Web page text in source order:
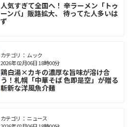
人気すぎて全国へ！ 辛ラーメン「トゥ
ーンバ」販路拡大、 待ってた人多いは
ず
カテゴリ： ムック
鶏白湯×カキの濃厚な旨味が溶け合
う！札幌「中華そば 色即是空」が贈る
斬新な洋風魚介麺
2026年02月06日 18時00分
カテゴリ： ニュース